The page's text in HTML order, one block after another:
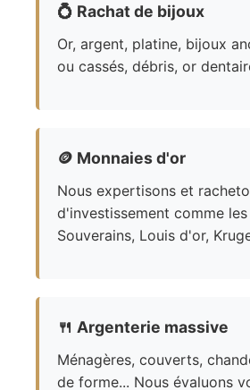
💍 Rachat de bijoux
Or, argent, platine, bijoux
ou cassés, débris, or
🪙 Monnaies d'or
Nous expertisons et
d'investissement comme
Souverains, Louis d'or,
🍴 Argenterie massive
Ménagères, couverts,
de forme... Nous évaluons